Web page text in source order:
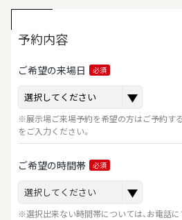
予約内容
ご希望の来場日 必須
※展示場ご来場予約を希望の方はご予約す
をご入力ください。
ご希望の時間帯 必須
※選択出来ない時間帯については、お電話に